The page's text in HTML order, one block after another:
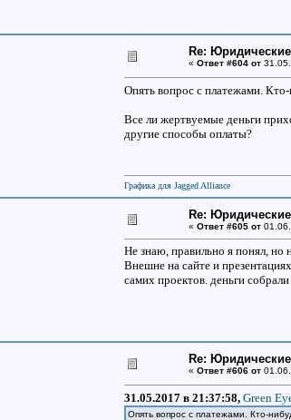
Re:
« Ответ #604 от
Опять вопрос с платежами.
Все ли жертвуемые деньги
другие способы оплаты?
Графика для Jagged Alliance
Re:
« Ответ #605 от
Не знаю, правильно я понял, но
Внешне на сайте и
самих проектов. деньги
Re:
« Ответ #606 от
31.05.2017 в 21:37:58, Green
Опять вопрос с платежами. Кто-